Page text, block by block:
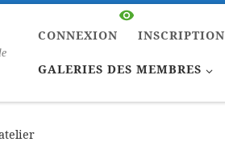
CONNEXION INSCRIPTION
GALERIES DES MEMBRES